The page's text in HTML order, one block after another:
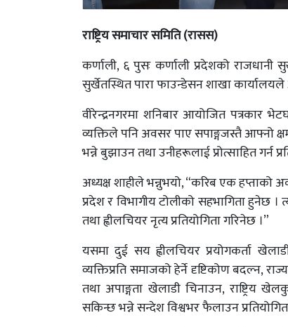
राष्ट्रिय समाचार समिति (रासस)
कर्णाली, ६ पुसः कर्णाली प्रदेशको राजधानी
सुर्खेतस्थित पारा फाउन्डेसन शाखा कार्यालयले
वीरेन्द्रनगरमा शनिबार आयोजित पत्रकार
व्यक्तिले पनि अवसर पाए सपाङ्गजस्तै आफ्नो
भन्ने बुझाउन तथा उनीहरूलाई प्रोत्साहित गर्न
अध्यक्ष शाहीले भन्नुभयो, “करिब एक हप्ताको
प्रदेश र विभागीय टोलीको सहभागिता हुनेछ ।
तथा ह्वीलचियर नृत्य प्रतियोगिता गरिनेछ ।”
यसमा दुई सय ह्वीलचियर प्रयोगकर्ता
व्यक्तिप्रति समाजको हेर्ने दृष्टिकोण बदल्न,
तथा अपाङ्गता खेलाडी चिनाउन, राष्ट्रिय
सकिन्छ भन्ने सन्देश विश्वभर फैलाउन